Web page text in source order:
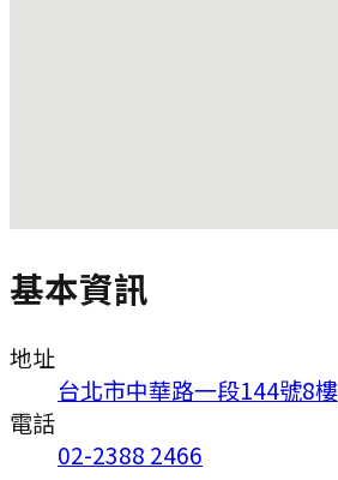
基本資訊
地址
台北市中華路一段144號8樓
電話
02-2388 2466